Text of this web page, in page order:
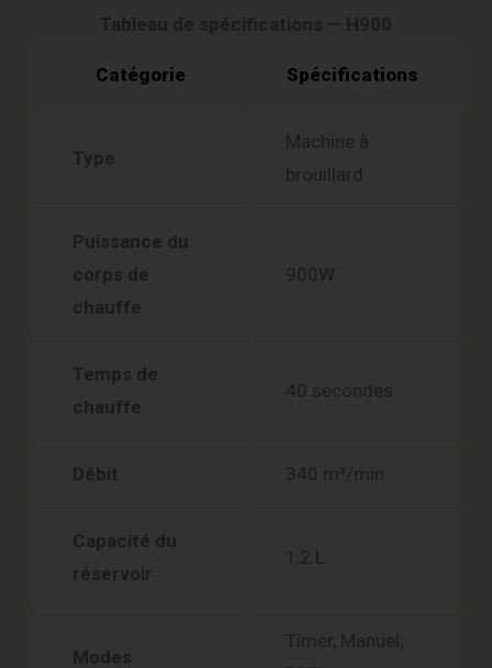
Catégorie Spécifications
Type
Machine à
brouillard
Puissance du
corps de
chauffe
900W
Temps de
chauffe
40 secondes
Débit 340 m³/min
Capacité du
réservoir
1,2 L
Modes
Timer, Manuel,